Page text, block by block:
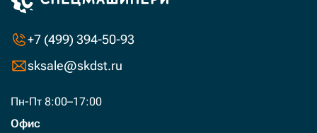
+7 (499) 394-50-93
sksale@skdst.ru
Пн-Пт 8:00–17:00
Офис